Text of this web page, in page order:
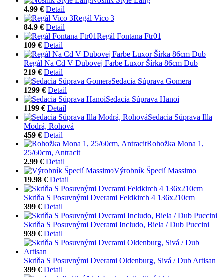
4.99 € Detail
Regál Vico 3
84.9 € Detail
Regál Fontana Ftr01
109 € Detail
Regál Na Cd V Dubovej Farbe Luxor Šírka 86cm Dub
219 € Detail
Sedacia Súprava Gomera
1299 € Detail
Sedacia Súprava Hanoi
1199 € Detail
Sedacia Súprava Illa
Modrá, Rohová
459 € Detail
Rohožka Mona 1,
25/60cm, Antracit
2.99 € Detail
Výrobník Špeclí Massimo
19.98 € Detail
Skriňa S Posuvnými Dverami Feldkirch 4 136x210cm
399 € Detail
Skriňa S Posuvnými Dverami Includo, Biela / Dub Puccini
939 € Detail
Skriňa S Posuvnými Dverami Oldenburg, Sivá / Dub Artisan
399 € Detail